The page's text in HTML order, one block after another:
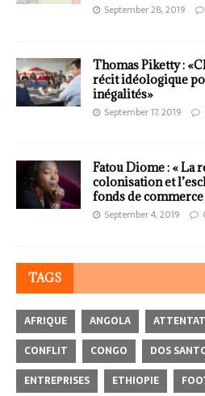
September 28, 2019
Thomas Piketty :
récit idéologique
inégalités»
September 17, 2019
Fatou Diome : « La
colonisation et
fonds de commerce
September 4, 2019
TAGS
AFRIQUE ANGOLA ATTENTAT
CONFLIT
CONGO DOS
ENTREPRISES
ETHIOPIE